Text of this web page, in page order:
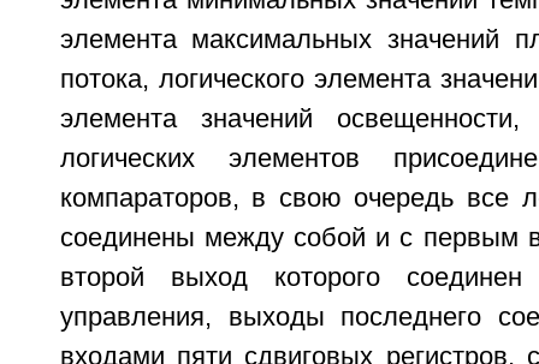
элемента максимальных значений
потока, логического элемента
элемента значений
логических элементов
компараторов, в свою очередь все
соединены между собой и с первым
второй выход которого
управления, выходы последнего
входами пяти сдвиговых